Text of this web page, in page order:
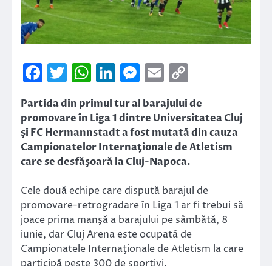
Facebook
Twitter
WhatsApp
LinkedIn
Messenger
Email
Link
Partida din primul tur al barajului de
promovare în Liga 1 dintre Universitatea Cluj
şi FC Hermannstadt a fost mutată din cauza
Campionatelor Internaţionale de Atletism
care se desfăşoară la Cluj-Napoca.
Cele două echipe care dispută barajul de
promovare-retrogradare în Liga 1 ar fi trebui să
joace prima manşă a barajului pe sâmbătă, 8
iunie, dar Cluj Arena este ocupată de
Campionatele Internaţionale de Atletism la care